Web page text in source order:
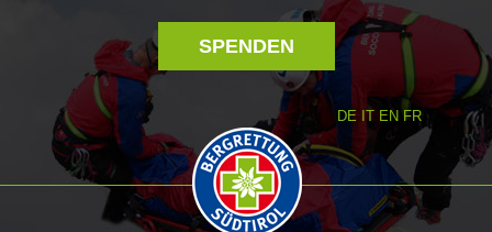
SPENDEN
DE IT EN FR